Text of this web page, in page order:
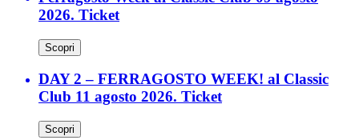
2026. Ticket
Scopri
DAY 2 – FERRAGOSTO WEEK! al Classic
Club 11 agosto 2026. Ticket
Scopri